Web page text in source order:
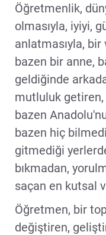
Öğretmenlik,
olmasıyla, iyiyi,
anlatmasıyla,
bazen bir anne,
geldiğinde
mutluluk
bazen
bazen hiç
gitmediği
bıkmadan,
saçan en kutsal
Öğretmen, bir
değiştiren,